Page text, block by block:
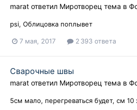
marat ответил Миротворец тема в
psi, Облицовка поплывет
7 мая, 2017 2 393 ответа
Сварочные швы
marat ответил Миротворец тема в
5см мало, перегреваться будет, см 10